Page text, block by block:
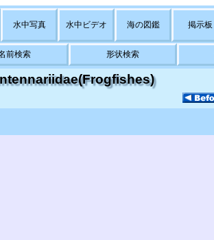
水中写真 水中ビデオ 海の図鑑 掲示板
前検索 形状検索